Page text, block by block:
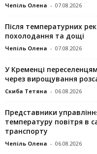
Чепіль Олена - 07.08.2026
Після температурних
похолодання та дощі
Чепіль Олена - 07.08.2026
У Кременці
через вирощування
Скиба Тетяна - 06.08.2026
Представники
температуру повітря в
транспорту
Чепіль Олена - 06.08.2026